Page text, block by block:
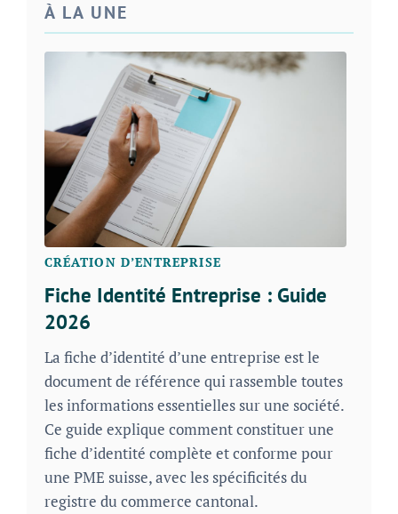
À LA UNE
CRÉATION D’ENTREPRISE
Fiche Identité Entreprise : Guide
2026
La fiche d’identité d’une entreprise est le
document de référence qui rassemble toutes
les informations essentielles sur une société.
Ce guide explique comment constituer une
fiche d’identité complète et conforme pour
une PME suisse, avec les spécificités du
registre du commerce cantonal.